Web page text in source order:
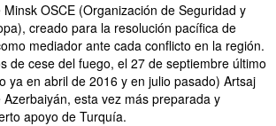
OSCE (Organización de Seguridad y
creado para la resolución pacífica de
mediador ante cada conflicto en la región.
de cese del fuego, el 27 de septiembre último
ya en abril de 2016 y en julio pasado) Artsaj
esta vez más preparada y
apoyo de Turquía.